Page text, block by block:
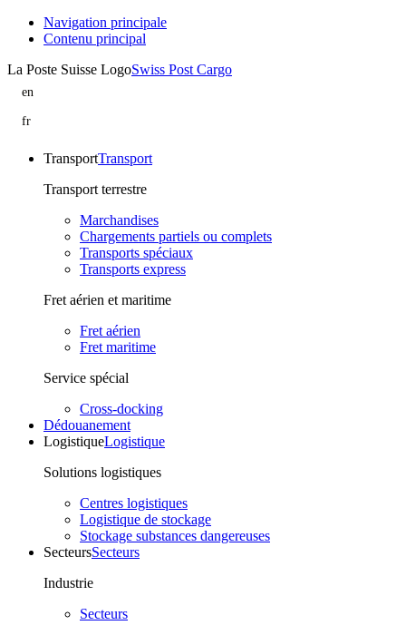
Navigation principale
Contenu principal
La Poste Suisse LogoSwiss Post Cargo
en
Iemoli
part
Swiss
Cargo
fr
lemoli
Swiss
Cargo
TransportTransport
Transport terrestre
Marchandises
Chargements partiels ou complets
Transports spéciaux
Transports express
Fret aérien et maritime
Fret aérien
Fret maritime
Service spécial
Cross-docking
Dédouanement
LogistiqueLogistique
Solutions logistiques
Centres logistiques
Logistique de stockage
Stockage substances dangereuses
SecteursSecteurs
Industrie
Secteurs